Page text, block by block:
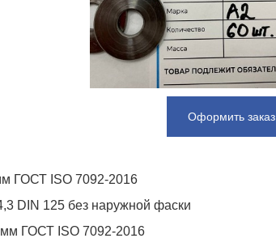
Оформить заказ
ГОСТ ISO 7092-2016
DIN 125 без наружной фаски
мм ГОСТ ISO 7092-2016